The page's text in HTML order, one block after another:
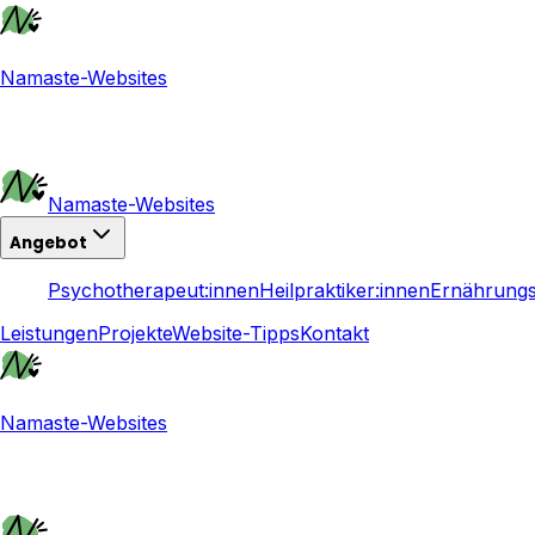
Namaste-Websites
Namaste-Websites
Angebot
Psychotherapeut:innenHeilpraktiker:innen
LeistungenProjekteWebsite-TippsKontakt
Namaste-Websites